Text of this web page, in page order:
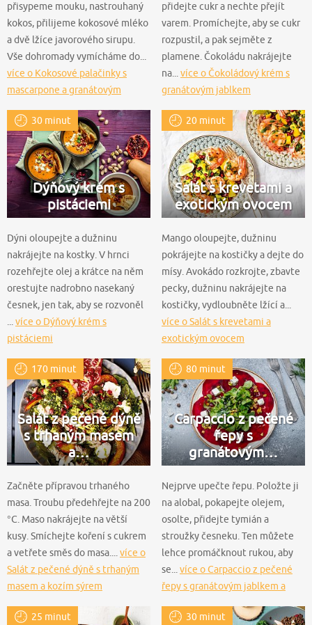
přisypeme mouku, nastrouhaný
kokos, přilijeme kokosové mléko
a dvě lžíce javorového sirupu.
Vše dohromady vymícháme do...
více o Kokosové palačinky s
mascarpone a granátovým
přidejte cukr a nechte přejít
varem. Promíchejte, aby se cukr
rozpustil, a pak sejměte z
plamene. Čokoládu nakrájejte
na...více o Čokoládový krém s
granátovým jablkem
30 minut
Dýňový krém s
pistáciemi
Dýni oloupejte a dužninu
nakrájejte na kostky. V hrnci
rozehřejte olej a krátce na něm
orestujte nadrobno nasekaný
česnek, jen tak, aby se rozvoněl
více o Dýňový krém s
pistáciemi
20 minut
Salát s krevetami a
exotickým ovocem
Mango oloupejte, dužninu
pokrájejte na kostičky a dejte do
mísy. Avokádo rozkrojte, zbavte
pecky, dužninu nakrájejte na
kostičky, vydloubněte lžící a...
více o Salát s krevetami a
exotickým ovocem
170 minut
Salát z pečené dýně
s trhaným masem
a…
Začněte přípravou trhaného
masa. Troubu předehřejte na 200
°C. Maso nakrájejte na větší
kusy. Smíchejte koření s cukrem
a vetřete směs do masa.... více o
Salát z pečené dýně s trhaným
masem a kozím sýrem
80 minut
Carpaccio z pečené
řepy s
granátovým…
Nejprve upečte řepu. Položte ji
na alobal, pokapejte olejem,
osolte, přidejte tymián a
stroužky česneku. Ten můžete
lehce promáčknout rukou, aby
se... více o Carpaccio z pečené
řepy s granátovým jablkem a
25 minut
30 minut